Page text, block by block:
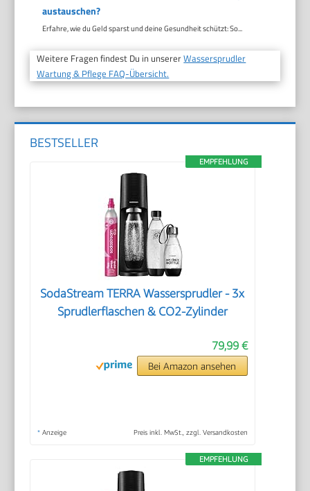
austauschen?
Erfahre, wie du Geld sparst und deine Gesundheit schützt: So...
Weitere Fragen findest Du in unsererWassersprudler
Wartung & Pflege FAQ-Übersicht.
BESTSELLER
EMPFEHLUNG
SodaStream TERRA Wassersprudler - 3x
Sprudlerflaschen & CO2-Zylinder
79,99 €
Bei Amazon ansehen
* Anzeige Preis inkl. MwSt., zzgl. Versandkosten
EMPFEHLUNG